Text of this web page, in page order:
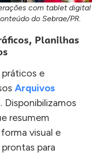
com tablet digital
do Sebrae/PR.
Planilhas
práticos e
Arquivos
Disponibilizamos
resumem
visual e
para